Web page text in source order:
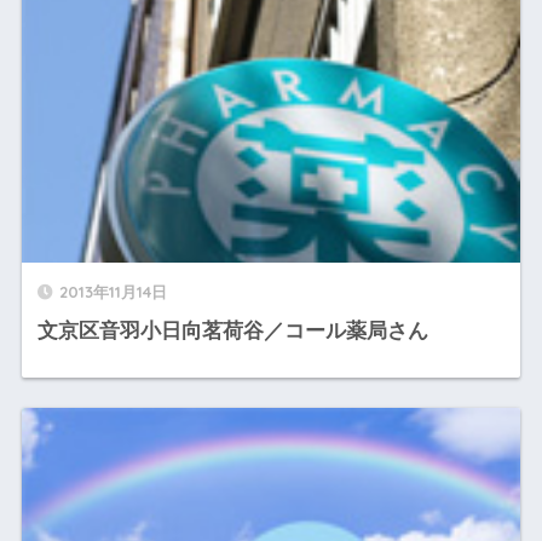
2013年11月14日
文京区音羽小日向茗荷谷／コール薬局さん